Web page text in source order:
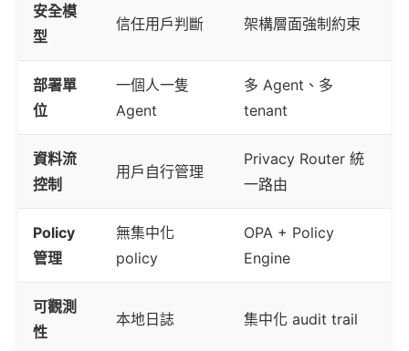
安全模
型
信任用戶判斷 架構層面強制約束
部署單
位
一個人一隻
Agent
多 Agent、多
tenant
資料流
控制
用戶自行管理
Privacy Router 統
一路由
Policy
管理
無集中化
policy
OPA + Policy
Engine
可觀測
性
本地日誌 集中化 audit trail